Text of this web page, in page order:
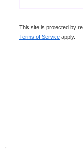
This site is protected by
Terms of Service apply.